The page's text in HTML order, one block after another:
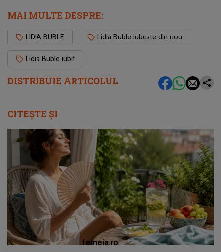
DISTRIBUIE ARTICOLUL
MAI MULTE DESPRE:
LIDIA BUBLE Lidia Buble iubeste din nou
Lidia Buble iubit
CITEȘTE ȘI
femeia.ro